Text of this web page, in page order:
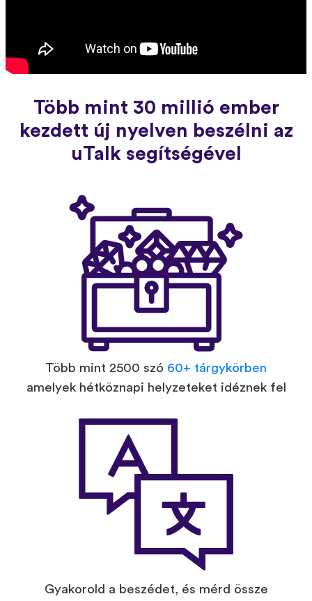
Több mint 30 millió ember
kezdett új nyelven beszélni az
uTalk segítségével
Több mint 2500 szó 60+ tárgykörben
amelyek hétköznapi helyzeteket idéznek fel
Gyakorold a beszédet, és mérd össze